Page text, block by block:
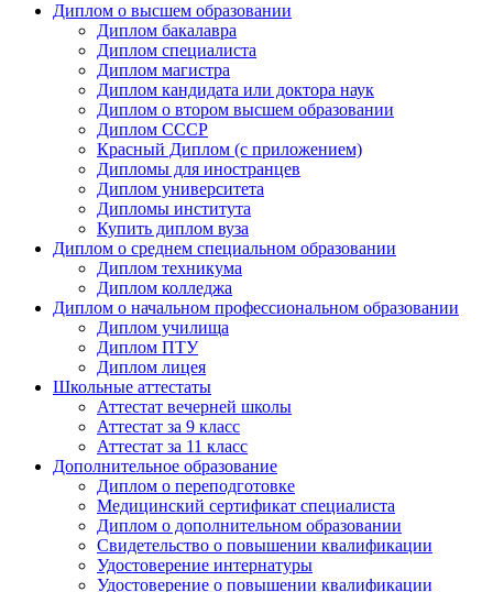
Диплом о высшем образовании
Диплом бакалавра
Диплом специалиста
Диплом магистра
Диплом кандидата или доктора наук
Диплом о втором высшем образовании
Диплом СССР
Красный Диплом (с приложением)
Дипломы для иностранцев
Диплом университета
Дипломы института
Купить диплом вуза
Диплом о среднем специальном образовании
Диплом техникума
Диплом колледжа
Диплом о начальном профессиональном oбразовании
Диплом училища
Диплом ПТУ
Диплом лицея
Школьные аттестаты
Аттестат вечерней школы
Аттестат за 9 класс
Аттестат за 11 класс
Дополнительное образование
Диплом о переподготовке
Медицинский сертификат специалиста
Диплом о дополнительном образовании
Свидетельство о повышении квалификации
Удостоверение интернатуры
Удостоверение о повышении квалификации